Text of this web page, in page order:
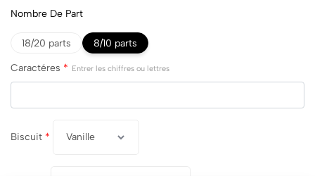
Nombre De Part
18/20 parts 8/10 parts
Caractéres * Entrer les chiffres ou lettres
Biscuit *